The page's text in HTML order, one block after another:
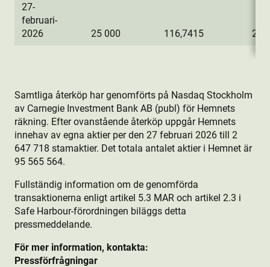
27-
februari-
2026
25 000 116,7415 2
Samtliga återköp har genomförts på Nasdaq Stockholm
av Carnegie Investment Bank AB (publ) för Hemnets
räkning. Efter ovanstående återköp uppgår Hemnets
innehav av egna aktie­r per den 27 februari 2026 till 2
647 718 stamaktie­r. Det totala antalet aktie­r i Hemnet är
95 565 564.
Fullständig information om de genomförda
transaktionerna enligt artikel 5.3 MAR och artikel 2.3 i
Safe Harbour-förordningen biläggs detta
pressmeddelande.
För mer information, kontakta:
Pressförfrågningar